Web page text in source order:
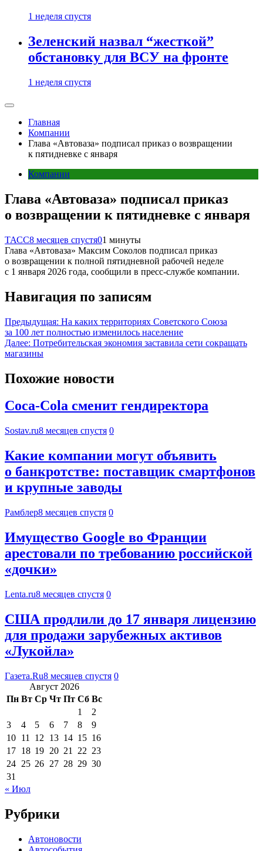
1 неделя спустя
Зеленский назвал “жесткой”
обстановку для ВСУ на фронте
1 неделя спустя
Главная
Компании
Глава «Автоваза» подписал приказ о возвращении
к пятидневке с января
Компании
Глава «Автоваза» подписал приказ
о возвращении к пятидневке с января
ТАСС8 месяцев спустя01 минуты
Глава «Автоваза» Максим Соколов подписал приказ
о возвращении к полной пятидневной рабочей неделе
с 1 января 2026 года, сообщили в пресс-службе компании.
Навигация по записям
Предыдущая: На каких территориях Советского Союза
за 100 лет полностью изменилось население
Далее: Потребительская экономия заставила сети сокращать
магазины
Похожие новости
Coca-Cola сменит гендиректора
Sostav.ru8 месяцев спустя 0
Какие компании могут объявить
о банкротстве: поставщик смартфонов
и крупные заводы
Рамблер8 месяцев спустя 0
Имущество Google во Франции
арестовали по требованию российской
«дочки»
Lenta.ru8 месяцев спустя 0
США продлили до 17 января лицензию
для продажи зарубежных активов
«Лукойла»
Газета.Ru8 месяцев спустя 0
Август 2026
Пн Вт Ср Чт Пт Сб Вс
1
2
3
4 5 6 7 8
9
10 11 12 13 14 15 16
17 18 19 20 21 22 23
24 25 26 27 28 29 30
31
« Июл
Рубрики
Автоновости